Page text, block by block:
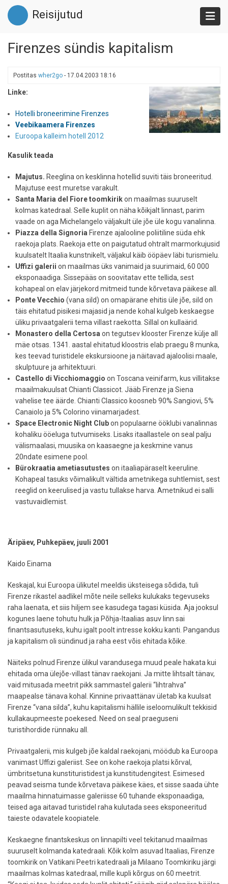
Liigu
edasi
põhisisu
Reisijutud
Firenzes sündis kapitalism
Postitas wher2go - 17.04.2003 18:16
Linke:
Hotelli broneerimine Firenzes
Veebikaamera Firenzes
Euroopa kalleim hotell 2012
Kasulik teada
Majutus. Reeglina on kesklinna hotellid suviti täis broneeritud.
Majutuse eest muretse varakult.
Santa Maria del Fiore toomkirikon maailmas suuruselt
kolmas katedraal. Selle kuplit on näha kõikjalt linnast, parim
vaade on aga Michelangelo väljakult üle jõe üle kogu vanalinna.
Piazza della Signoria Firenze ajalooline poliitiline süda ehk
raekoja plats. Raekoja ette on paigutatud ohtralt marmorkujusid
kuulsatelt Itaalia kunstnikelt, väljakul käib ööpäev läbi turismielu.
Uffizi galerii on maailmas üks vanimaid ja suurimaid, 60 000
eksponaadiga. Sissepääs on soovitatav ette tellida, sest
kohapeal on elav järjekord mitmeid tunde kõrvetava päikese all.
Ponte Vecchio (vana sild) on omapärane ehitis üle jõe, sild on
täis ehitatud pisikesi majasid ja nende kohal kulgeb keskaegse
üliku privaatgalerii tema villast raekotta. Sillal on kullaärid.
Monastero della Certosa on tegutsev klooster Firenze külje all
mäe otsas. 1341. aastal ehitatud kloostris elab praegu 8 munka,
kes teevad turistidele ekskursioone ja näitavad ajaloolisi maale,
skulptuure ja arhitektuuri.
Castello di Vicchiomaggio on Toscana veinifarm, kus villitakse
maailmakuulsat Chianti Classicot. Jääb Firenze ja Siena
vahelise tee äärde. Chianti Classico koosneb 90% Sangiovi, 5%
Canaiolo ja 5% Colorino viinamarjadest.
Space Electronic Night Clubon populaarne ööklubi vanalinnas
kohaliku ööeluga tutvumiseks. Lisaks itaallastele on seal palju
välismaalasi, muusika on kaasaegne ja keskmine vanus
20ndate esimene pool.
Bürokraatia ametiasutustes on itaaliapäraselt keeruline.
Kohapeal tasuks võimalikult vältida ametnikega suhtlemist, sest
reeglid on keerulised ja vastu tullakse harva. Ametnikud ei salli
vastuvaidlemist.
Äripäev, Puhkepäev, juuli 2001
Kaido Einama
Keskajal, kui Euroopa ülikutel meeldis üksteisega sõdida, tuli
Firenze rikastel aadlikel mõte neile selleks kulukaks tegevuseks
raha laenata, et siis hiljem see kasudega tagasi küsida. Aja jooksul
kogunes laene tohutu hulk ja Põhja-Itaalias asuv linn sai
finantsasutuseks, kuhu igalt poolt intresse kokku kanti. Pangandus
ja kapitalism oli sündinud ja raha eest võis ehitada kõike.
Näiteks polnud Firenze ülikul varandusega muud peale hakata kui
ehitada oma ülejõe-villast tänav raekojani. Ja mitte lihtsalt tänav,
vaid mitusada meetrit pikk sammastel galerii “lihtrahva”
maapealse tänava kohal. Kinnine privaattänav ületab ka kuulsat
Firenze “vana silda”, kuhu kapitalismi hällile iseloomulikult tekkisid
kullakaupmeeste poekesed. Need on seal praeguseni
turistihordide rünnaku all.
Privaatgalerii, mis kulgeb jõe kaldal raekojani, möödub ka Euroopa
vanimast Uffizi galeriist. See on kohe raekoja platsi kõrval,
ümbritsetuna kunstituristidest ja kunstitudengitest. Esimesed
peavad seisma tunde kõrvetava päikese käes, et sisse saada ühte
maailma hinnatuimasse galeriisse 60 tuhande eksponaadiga,
teised aga aitavad turistidel raha kulutada sees eksponeeritud
taieste odavatele koopiatele.
Keskaegne finantskeskus on linnapilti veel tekitanud maailmas
suuruselt kolmanda katedraali. Kõik kolm asuvad Itaalias, Firenze
toomkirik on Vatikani Peetri katedraali ja Milaano Toomkiriku järgi
maailmas kolmas katedraal, mille kupli kõrgus on 60 meetrit.